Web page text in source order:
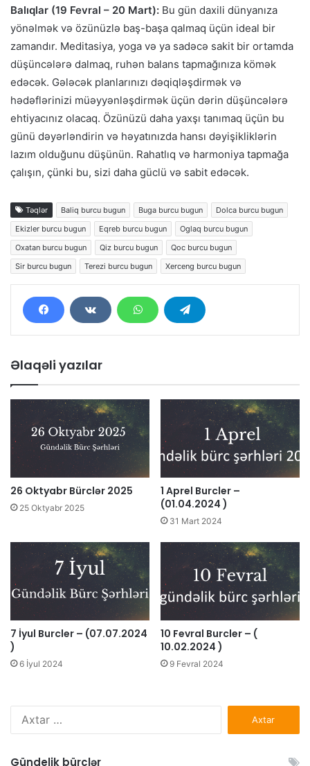
Balıqlar (19 Fevral – 20 Mart): Bu gün daxili dünyanıza
yönəlmək və özünüzlə baş-başa qalmaq üçün ideal bir
zamandır. Meditasiya, yoga və ya sadəcə sakit bir ortamda
düşüncələrə dalmaq, ruhən balans tapmağınıza kömək
edəcək. Gələcək planlarınızı dəqiqləşdirmək və
hədəflərinizi müəyyənləşdirmək üçün dərin düşüncələrə
ehtiyacınız olacaq. Özünüzü daha yaxşı tanımaq üçün bu
günü dəyərləndirin və həyatınızda hansı dəyişikliklərin
lazım olduğunu düşünün. Rahatlıq və harmoniya tapmağa
çalışın, çünki bu, sizi daha güclü və sabit edəcək.
Təqlər Baliq burcu bugun Buga burcu bugun
Dolca burcu bugun
Ekizler burcu bugun
Eqreb burcu bugun
Oglaq burcu bugun
Oxatan burcu bugun
Qiz burcu bugun
Qoc burcu bugun
Sir burcu bugun
Terezi burcu bugun Xerceng burcu bugun
Əlaqəli yazılar
26 Oktyabr Bürclər 2025
25 Oktyabr 2025
1 Aprel Burcler –
(01.04.2024 )
31 Mart 2024
7 İyul Burcler – (07.07.2024
)
6 İyul 2024
10 Fevral Burcler – (
10.02.2024 )
9 Fevral 2024
Gündelik bürclər